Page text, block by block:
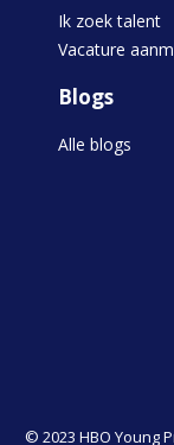
Ik zoek talent
Vacature
Blogs
Alle blogs
© 2023 HBO Young